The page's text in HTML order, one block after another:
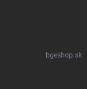
bgeshop.sk